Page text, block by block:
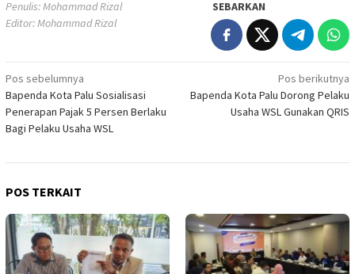
Penulis: Mohammad Rizal
Editor: Mohammad Rizal
SEBARKAN
Navigasi
pos
Pos sebelumnya
Bapenda Kota Palu Sosialisasi
Penerapan Pajak 5 Persen Berlaku
Bagi Pelaku Usaha WSL
Pos berikutnya
Bapenda Kota Palu Dorong Pelaku
Usaha WSL Gunakan QRIS
POS TERKAIT